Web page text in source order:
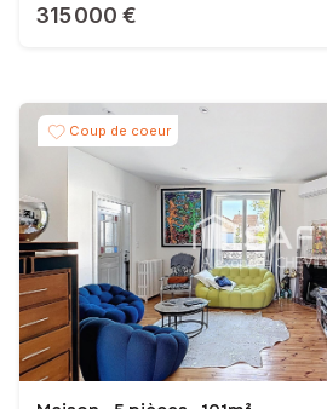
315 000 €
Coup de coeur